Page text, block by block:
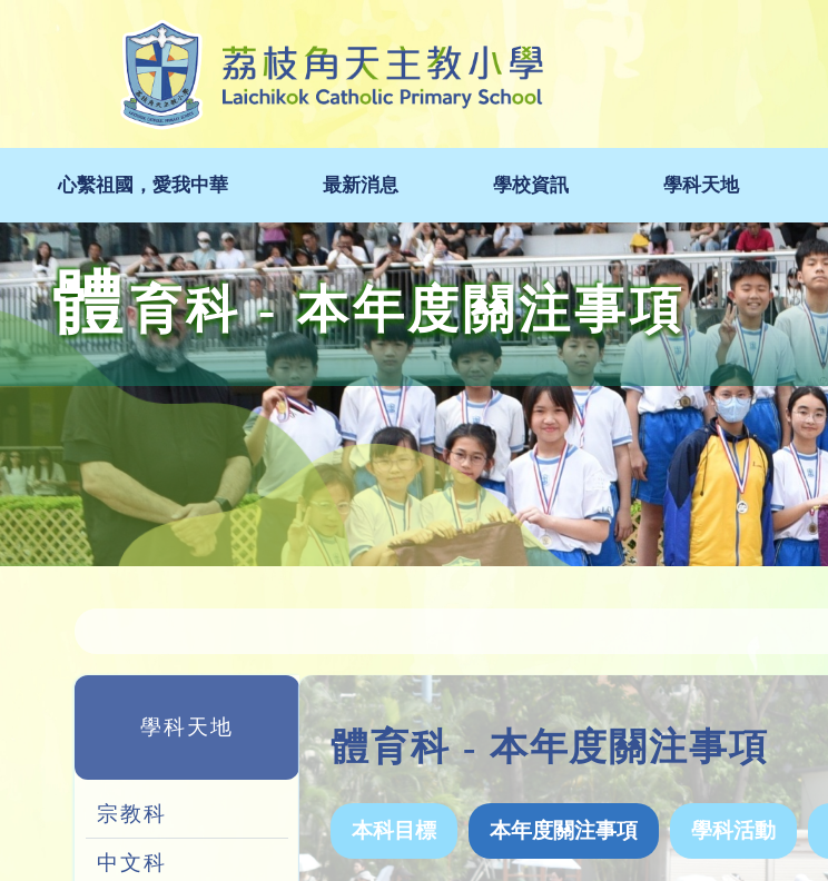
心繫祖國，愛我中華 最新消息 學校資訊 學科天地
體育科 - 本年度關注事項
學科天地
宗教科
中文科
體育科 - 本年度關注事項
本科目標 本年度關注事項 學科活動